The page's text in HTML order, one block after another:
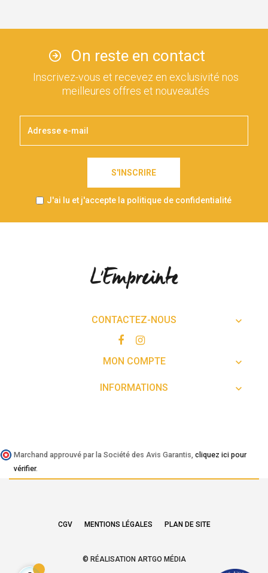
On reste en contact
Inscrivez-vous et recevez en exclusivité nos
meilleures offres et nouveautés
S'INSCRIRE
J'ai lu et j'accepte la politique de confidentialité
CONTACTEZ-NOUS 
MON COMPTE 
INFORMATIONS 
Marchand approuvé par la Société des Avis Garantis, cliquez ici pour
vérifier.
CGV MENTIONS LÉGALES PLAN DE SITE
© RÉALISATION ARTGO MÉDIA